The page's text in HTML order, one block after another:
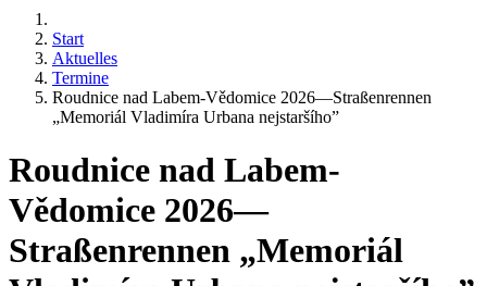
Start
Aktuelles
Termine
Roudnice nad Labem-Vědomice 2026—Straßenrennen
„Memoriál Vladimíra Urbana nejstaršího”
Roudnice nad Labem-
Vědomice 2026—
Straßenrennen „Memoriál